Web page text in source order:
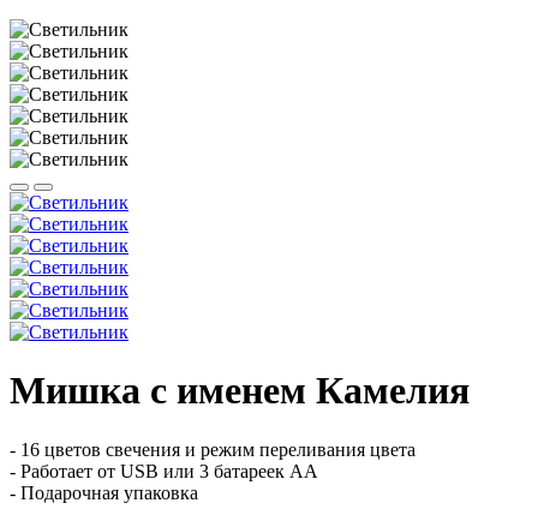
Мишка с именем Камелия
- 16 цветов свечения и режим переливания цвета
- Работает от USB или 3 батареек АА
- Подарочная упаковка